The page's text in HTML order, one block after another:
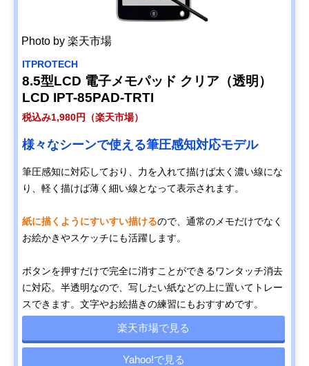
Photo by 楽天市場
ITPROTECH
8.5型LCD 電子メモパッド クリア（透明）
LCD IPT-85PAD-TRTI
税込み1,980円（楽天市場）
様々なシーンで使える筆圧感知対応モデル
筆圧感知に対応しており、力を入れて描けば太く濃い線にな
り、軽く描けば薄く細い線となって表示されます。
紙に描くようにすいすい描けるので、通常のメモだけでなく
お絵かきやスケッチにも活躍します。
ボタンを押すだけで完全に消すことができるワンタッチ消去
に対応。半透明なので、写したい紙などの上に置いてトレー
スできます。文字やお絵描きの練習にもおすすめです。
楽天市場で見る
Yahoo!で見る